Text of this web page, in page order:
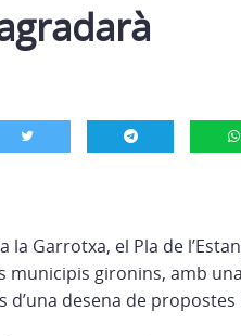
Garrotxa, el Pla de
municipis gironins, amb
desena de propostes